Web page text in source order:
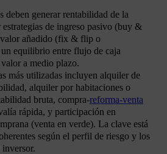
deben generar rentabilidad de la
de ingreso pasivo (buy &
valor añadido (fix & flip o
equilibrio entre flujo de caja
a medio plazo.
más utilizadas incluyen alquiler de
alquiler por habitaciones o
bruta, compra-reforma-venta
rápida, y participación en
(venta en verde). La clave está
según el perfil de riesgo y los